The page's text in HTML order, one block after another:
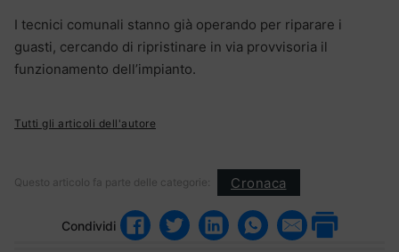
I tecnici comunali stanno già operando per riparare i
guasti, cercando di ripristinare in via provvisoria il
funzionamento dell’impianto.
Tutti gli articoli dell'autore
Questo articolo fa parte delle categorie: Cronaca
Condividi